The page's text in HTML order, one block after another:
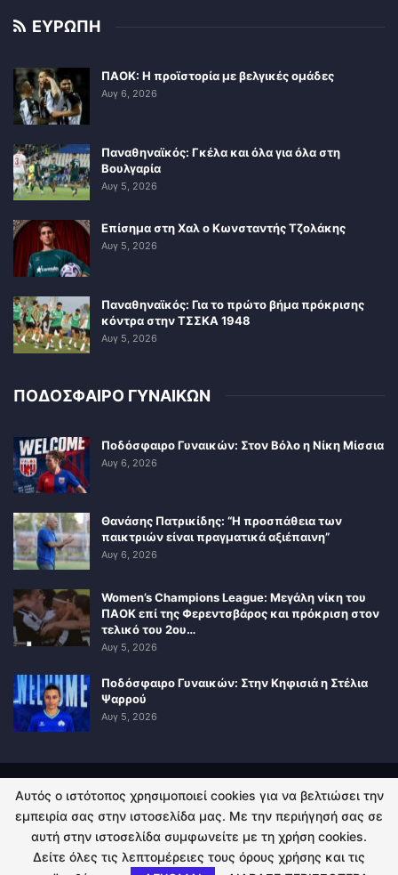
ΕΥΡΩΠΗ
ΠΑΟΚ: Η προϊστορία με βελγικές ομάδες
Αυγ 6, 2026
Παναθηναϊκός: Γκέλα και όλα για όλα στη
Βουλγαρία
Αυγ 5, 2026
Επίσημα στη Χαλ ο Κωνσταντής Τζολάκης
Αυγ 5, 2026
Παναθηναϊκός: Για το πρώτο βήμα πρόκρισης
κόντρα στην ΤΣΣΚΑ 1948
Αυγ 5, 2026
ΠΟΔΟΣΦΑΙΡΟ ΓΥΝΑΙΚΩΝ
Ποδόσφαιρο Γυναικών: Στον Βόλο η Νίκη Μίσσια
Αυγ 6, 2026
Θανάσης Πατρικίδης: “Η προσπάθεια των
παικτριών είναι πραγματικά αξιέπαινη”
Αυγ 6, 2026
Women’s Champions League: Μεγάλη νίκη του
ΠΑΟΚ επί της Φερεντσβάρος και πρόκριση στον
τελικό του 2ου…
Αυγ 5, 2026
Ποδόσφαιρο Γυναικών: Στην Κηφισιά η Στέλια
Ψαρρού
Αυγ 5, 2026
ΠΟΛΙΤΙΚΗ ΑΠΟΡΡΗΤΟΥ ΕΠΙΚΟΙΝΩΝΙΑ
© 2026 - Kingsport.gr. All Rights Reserved.
Αυτός ο ιστότοπος χρησιμοποιεί cookies για να βελτιώσει την
εμπειρία σας στην ιστοσελίδα μας. Με την περιήγησή σας σε
αυτή στην ιστοσελίδα συμφωνείτε με τη χρήση cookies.
Δείτε όλες τις λεπτομέρειες τους όρους χρήσης και τις